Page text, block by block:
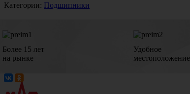
Категории: Подшипники
Более 15 лет
на рынке
Удобное
местоположение